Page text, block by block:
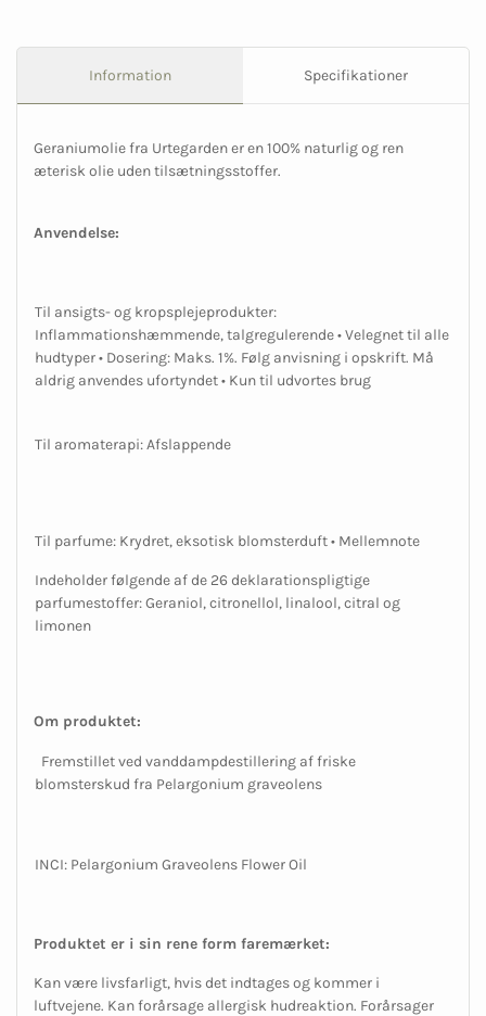
Information Specifikationer
Geraniumolie fra Urtegarden er en 100% naturlig og ren
æterisk olie uden tilsætningsstoffer.
Anvendelse:
Til ansigts- og kropsplejeprodukter:
Inflammationshæmmende, talgregulerende • Velegnet til alle
hudtyper • Dosering: Maks. 1%. Følg anvisning i opskrift. Må
aldrig anvendes ufortyndet • Kun til udvortes brug
Til aromaterapi: Afslappende
Til parfume: Krydret, eksotisk blomsterduft • Mellemnote
Indeholder følgende af de 26 deklarationspligtige
parfumestoffer: Geraniol, citronellol, linalool, citral og
limonen
Om produktet:
Fremstillet ved vanddampdestillering af friske
blomsterskud fra Pelargonium graveolens
INCI: Pelargonium Graveolens Flower Oil
Produktet er i sin rene form faremærket:
Kan være livsfarligt, hvis det indtages og kommer i
luftvejene. Kan forårsage allergisk hudreaktion. Forårsager